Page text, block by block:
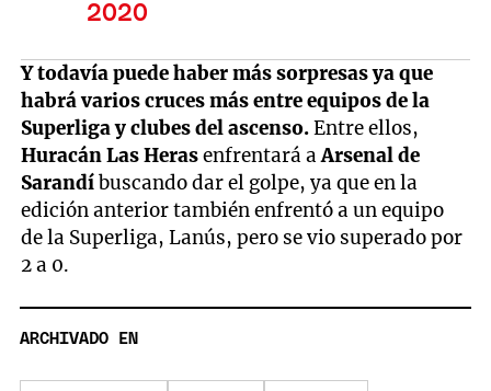
2020
Y todavía puede haber más sorpresas ya que
habrá varios cruces más entre equipos de la
Superliga y clubes del ascenso.Entre ellos,
Huracán Las Herasenfrentará aArsenal de
Sarandíbuscando dar el golpe, ya que en la
edición anterior también enfrentó a un equipo
de la Superliga, Lanús, pero se vio superado por
2 a 0.
ARCHIVADO EN